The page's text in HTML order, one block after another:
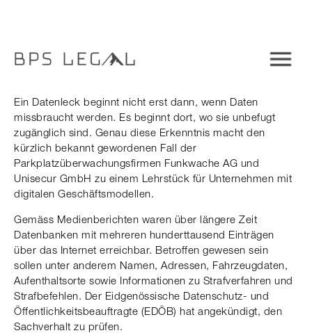
Ein Datenleck beginnt nicht erst dann, wenn Daten
missbraucht werden. Es beginnt dort, wo sie unbefugt
zugänglich sind. Genau diese Erkenntnis macht den
kürzlich bekannt gewordenen Fall der
Parkplatzüberwachungsfirmen Funkwache AG und
Unisecur GmbH zu einem Lehrstück für Unternehmen mit
digitalen Geschäftsmodellen.
Gemäss Medienberichten waren über längere Zeit
Datenbanken mit mehreren hunderttausend Einträgen
über das Internet erreichbar. Betroffen gewesen sein
sollen unter anderem Namen, Adressen, Fahrzeugdaten,
Aufenthaltsorte sowie Informationen zu Strafverfahren und
Strafbefehlen. Der Eidgenössische Datenschutz- und
Öffentlichkeitsbeauftragte (EDÖB) hat angekündigt, den
Sachverhalt zu prüfen.